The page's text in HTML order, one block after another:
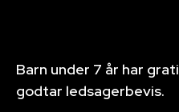
Barn under 7 år har
godtar ledsagerbevis.